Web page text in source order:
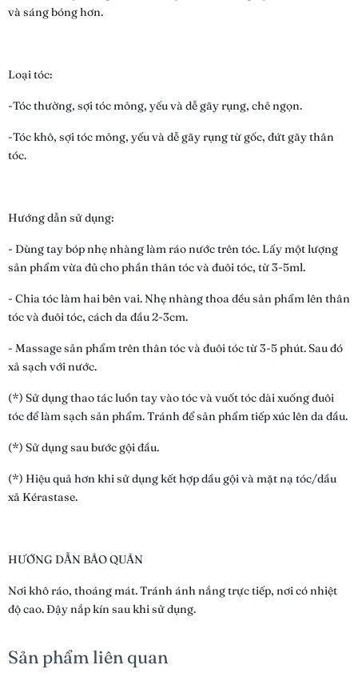
và sáng bóng hơn.
Loại tóc:
-Tóc thường, sợi tóc mỏng, yếu và dễ gãy rụng, chẻ ngọn.
-Tóc khô, sợi tóc mỏng, yếu và dễ gãy rụng từ gốc, đứt gãy thân
tóc.
Hướng dẫn sử dụng:
- Dùng tay bóp nhẹ nhàng làm ráo nước trên tóc. Lấy một lượng
sản phẩm vừa đủ cho phần thân tóc và đuôi tóc, từ 3-5ml.
- Chia tóc làm hai bên vai. Nhẹ nhàng thoa đều sản phẩm lên thân
tóc và đuôi tóc, cách da đầu 2-3cm.
- Massage sản phẩm trên thân tóc và đuôi tóc từ 3-5 phút. Sau đó
xả sạch với nước.
(*) Sử dụng thao tác luồn tay vào tóc và vuốt tóc dài xuống đuôi
tóc để làm sạch sản phẩm. Tránh để sản phẩm tiếp xúc lên da đầu.
(*) Sử dụng sau bước gội đầu.
(*) Hiệu quả hơn khi sử dụng kết hợp dầu gội và mặt nạ tóc/dầu
xả Kérastase.
HƯỚNG DẪN BẢO QUẢN
Nơi khô ráo, thoáng mát. Tránh ánh nắng trực tiếp, nơi có nhiệt
độ cao. Đậy nắp kín sau khi sử dụng.
Sản phẩm liên quan